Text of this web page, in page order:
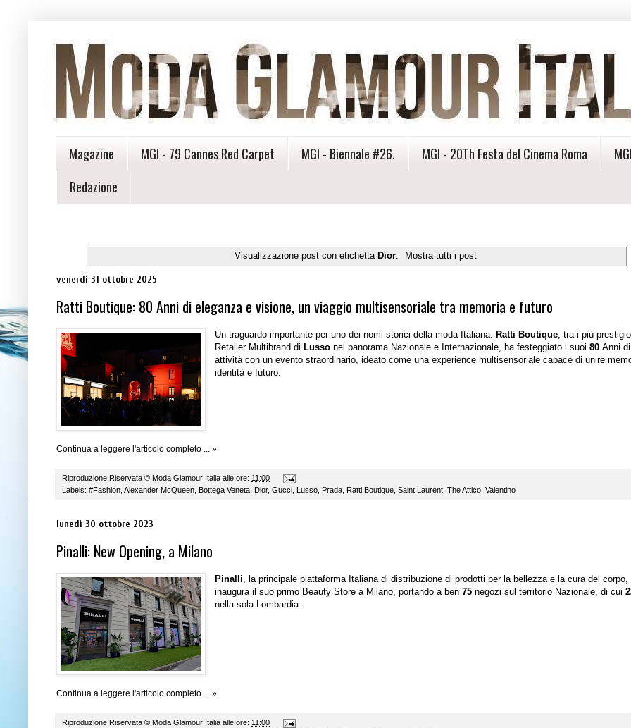
Magazine MGI - 79 Cannes Red Carpet MGI - Biennale #26. MGI - 20Th Festa del Cinema Roma
Redazione
Visualizzazione post con etichetta Dior. Mostra tutti i post
venerdì 31 ottobre 2025
Ratti Boutique: 80 Anni di eleganza e visione, un viaggio multisensoriale tra memoria e futuro
Un traguardo importante per uno dei nomi storici della moda Italiana. Ratti Boutique, tra i più
Retailer Multibrand di Lusso nel panorama Nazionale e Internazionale, ha festeggiato i suoi 80 Anni di
attivitàcon un evento straordinario, ideato come una experience multisensoriale capace di unire
identità e futuro.
Continua a leggere l'articolo completo ... »
Riproduzione Riservata © Moda Glamour Italia alle ore: 11:00
Labels: #Fashion Alexander McQueen Bottega Veneta Dior, Gucci Lusso Prada Ratti Boutique Saint Laurent The Attico Valentino
lunedì 30 ottobre 2023
Pinalli: New Opening, a Milano
Pinalli, la principale piattaforma Italiana di distribuzione di prodotti per la bellezza e la cura del corpo,
inaugura il suo primo Beauty Store a Milano, portando a ben 75 negozi sul territorio Nazionale, di cui
nella sola Lombardia.
Continua a leggere l'articolo completo ... »
Riproduzione Riservata © Moda Glamour Italia alle ore: 11:00